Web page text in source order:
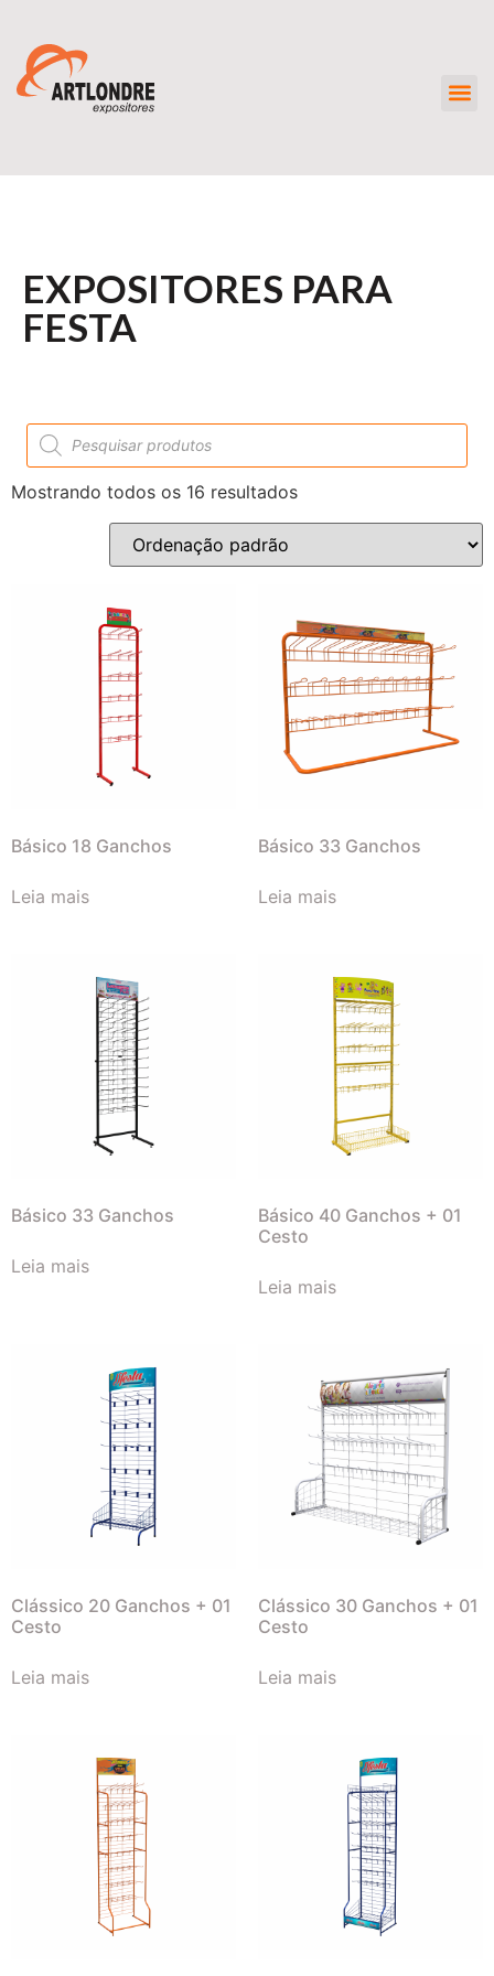
EXPOSITORES PARA
FESTA
Mostrando todos os 16 resultados
Básico 18 Ganchos
Leia mais
Básico 33 Ganchos
Leia mais
Básico 33 Ganchos
Leia mais
Básico 40 Ganchos + 01
Cesto
Leia mais
Clássico 20 Ganchos + 01
Cesto
Leia mais
Clássico 30 Ganchos + 01
Cesto
Leia mais